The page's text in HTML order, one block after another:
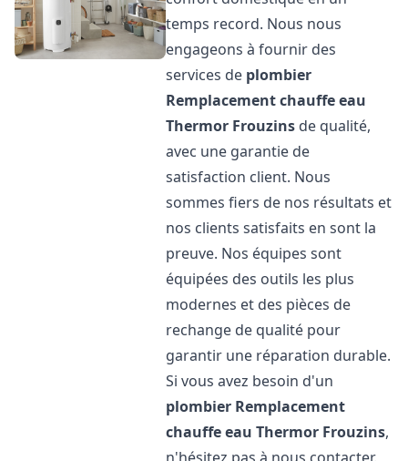
temps record. Nous nous
engageons à fournir des
services de plombier
Remplacement chauffe eau
Thermor Frouzins de qualité,
avec une garantie de
satisfaction client. Nous
sommes fiers de nos résultats et
nos clients satisfaits en sont la
preuve. Nos équipes sont
équipées des outils les plus
modernes et des pièces de
rechange de qualité pour
garantir une réparation durable.
Si vous avez besoin d'un
plombier Remplacement
chauffe eau Thermor Frouzins,